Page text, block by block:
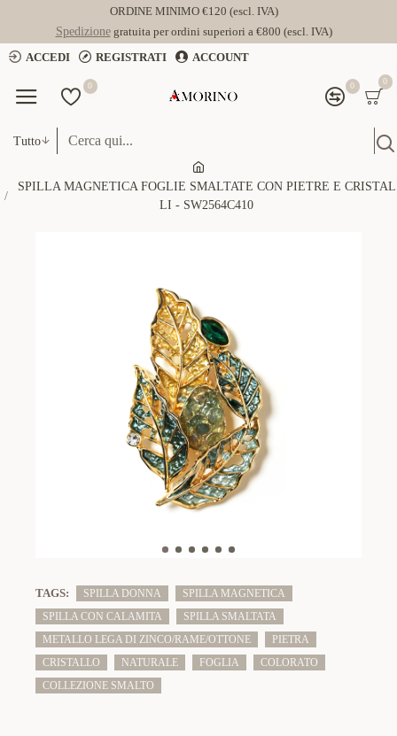
ORDINE MINIMO €120 (escl. IVA)
Spedizionegratuita per ordini superiori a €800 (escl. IVA)
ACCEDI
REGISTRATI ACCOUNT
0 0 0
Tutto
SPILLA MAGNETICA FOGLIE SMALTATE CON PIETRE E CRISTAL
LI - SW2564C410
TAGS: SPILLA DONNA
SPILLA MAGNETICA
SPILLA CON CALAMITA
SPILLA SMALTATA
METALLO LEGA DI ZINCO/RAME/OTTONE
PIETRA
CRISTALLO
NATURALE FOGLIA
COLORATO
COLLEZIONE SMALTO